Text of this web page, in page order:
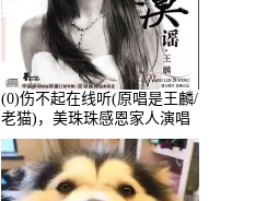
(0)伤不起在线听(原唱是王麟/
老猫)，美珠珠感恩家人演唱
点播:80218次